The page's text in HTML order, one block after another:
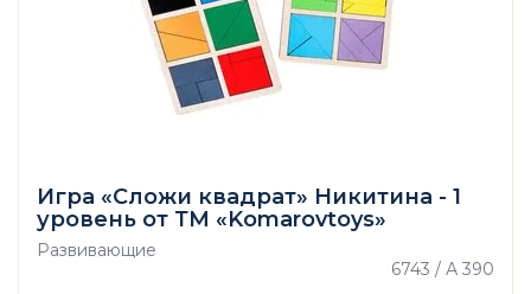
Игра «Сложи квадрат» Никитина - 1
уровень от ТМ «Komarovtoys»
Развивающие
6743 / А 390